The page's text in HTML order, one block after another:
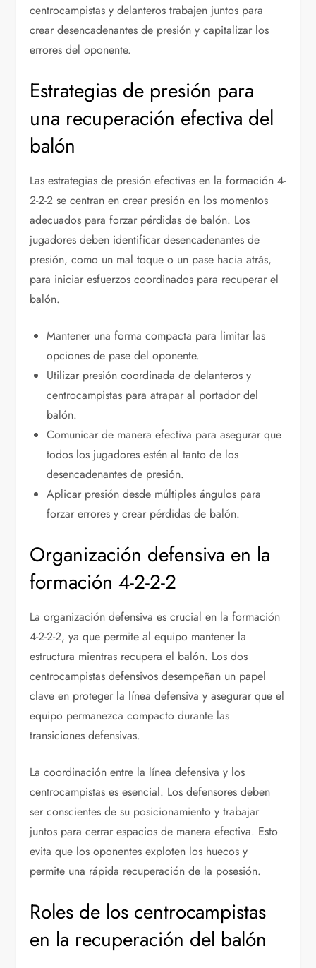
centrocampistas y delanteros trabajen juntos para
crear desencadenantes de presión y capitalizar los
errores del oponente.
Estrategias de presión para
una recuperación efectiva del
balón
Las estrategias de presión efectivas en la formación 4-
2-2-2 se centran en crear presión en los momentos
adecuados para forzar pérdidas de balón. Los
jugadores deben identificar desencadenantes de
presión, como un mal toque o un pase hacia atrás,
para iniciar esfuerzos coordinados para recuperar el
balón.
Mantener una forma compacta para limitar las
opciones de pase del oponente.
Utilizar presión coordinada de delanteros y
centrocampistas para atrapar al portador del
balón.
Comunicar de manera efectiva para asegurar que
todos los jugadores estén al tanto de los
desencadenantes de presión.
Aplicar presión desde múltiples ángulos para
forzar errores y crear pérdidas de balón.
Organización defensiva en la
formación 4-2-2-2
La organización defensiva es crucial en la formación
4-2-2-2, ya que permite al equipo mantener la
estructura mientras recupera el balón. Los dos
centrocampistas defensivos desempeñan un papel
clave en proteger la línea defensiva y asegurar que el
equipo permanezca compacto durante las
transiciones defensivas.
La coordinación entre la línea defensiva y los
centrocampistas es esencial. Los defensores deben
ser conscientes de su posicionamiento y trabajar
juntos para cerrar espacios de manera efectiva. Esto
evita que los oponentes exploten los huecos y
permite una rápida recuperación de la posesión.
Roles de los centrocampistas
en la recuperación del balón